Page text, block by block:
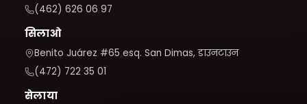
(462) 626 06 97
सिलाओ
Benito Juárez #65 esq. San Dimas, डाउनटाउन
(472) 722 35 01
सेलाया